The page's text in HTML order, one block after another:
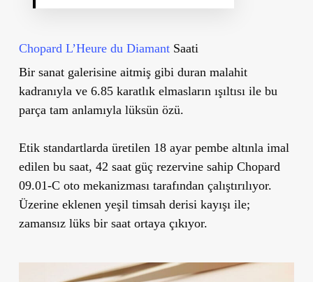
Chopard L’Heure du DiamantSaati
Bir sanat galerisine aitmiş gibi duran malahit
kadranıyla ve 6.85 karatlık elmasların ışıltısı ile bu
parça tam anlamıyla lüksün özü.
Etik standartlarda üretilen 18 ayar pembe altınla imal
edilen bu saat, 42 saat güç rezervine sahip Chopard
09.01-C oto mekanizması tarafından çalıştırılıyor.
Üzerine eklenen yeşil timsah derisi kayışı ile;
zamansız lüks bir saat ortaya çıkıyor.